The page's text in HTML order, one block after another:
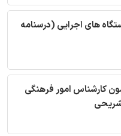
های اجرایی (درسنامه
کارشناس امور فرهنگی